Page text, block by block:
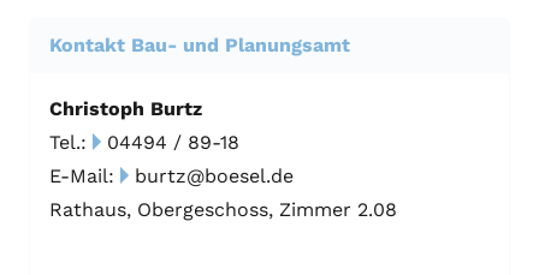
Kontakt Bau- und Planungsamt
Christoph Burtz
Tel.:
04494 / 89-18
E-Mail:
burtz@boesel.de
Rathaus, Obergeschoss, Zimmer 2.08